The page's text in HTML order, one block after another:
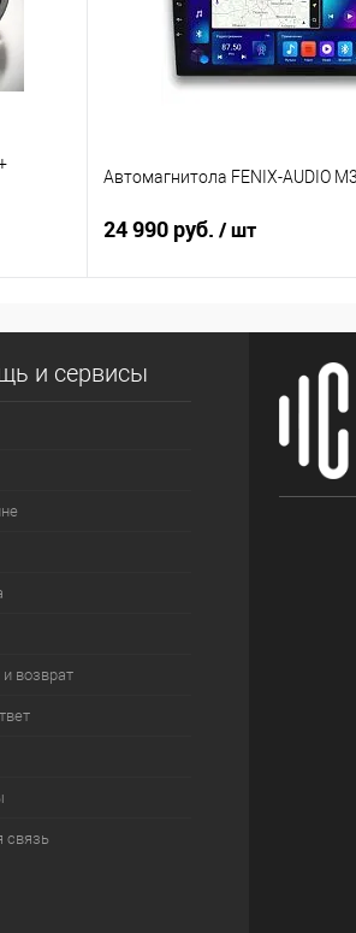
Автомагнитола FENIX-AUDIO
24 990 руб. / шт
и сервисы
и возврат
связь